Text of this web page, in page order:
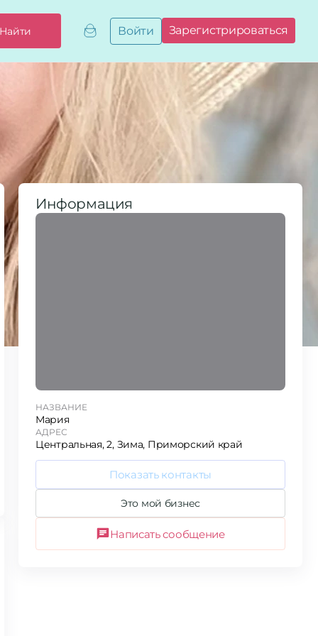
Найти
Добавить,
привязать
бизнес
Мой
бизнес
Запросы
Сертификаты
Войти Зарегистрироваться
Информация
НАЗВАНИЕ
Мария
АДРЕС
Центральная, 2, Зима, Приморский край
Показать контакты
Это мой бизнес
Написать сообщение